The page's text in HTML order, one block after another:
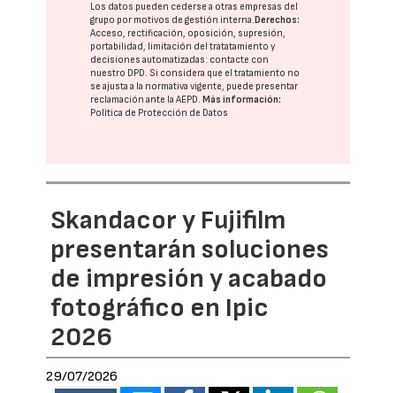
Los datos pueden cederse a otras empresas del
grupo por motivos de gestión interna. Derechos:
Acceso, rectificación, oposición, supresión,
portabilidad, limitación del tratatamiento y
decisiones automatizadas: contacte con
nuestro DPD. Si considera que el tratamiento no
se ajusta a la normativa vigente, puede presentar
reclamación ante laAEPD. Más información:
Política de Protección de Datos
Skandacor y Fujifilm
presentarán soluciones
de impresión y acabado
fotográfico en Ipic
2026
29/07/2026